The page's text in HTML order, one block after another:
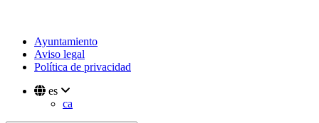
Ayuntamiento
Aviso legal
Política de privacidad
es
ca